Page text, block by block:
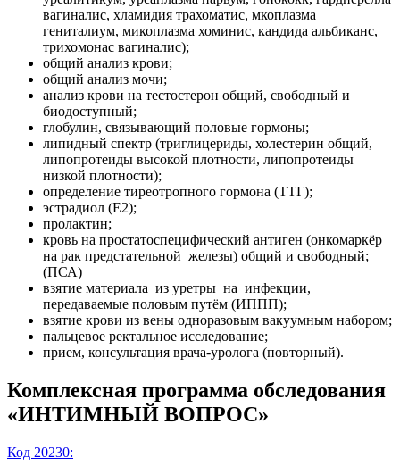
вагиналис, хламидия трахоматис, мкоплазма
гениталиум, микоплазма хоминис, кандида альбиканс,
трихомонас вагиналис);
общий анализ крови;
общий анализ мочи;
анализ крови на тестостерон общий, свободный и
биодоступный;
глобулин, связывающий половые гормоны;
липидный спектр (триглицериды, холестерин общий,
липопротеиды высокой плотности, липопротеиды
низкой плотности);
определение тиреотропного гормона (ТТГ);
эстрадиол (E2);
пролактин;
кровь на простатоспецифический антиген (онкомаркёр
на рак предстательной железы) общий и свободный;
(ПСА)
взятие материала из уретры на инфекции,
передаваемые половым путём (ИППП);
взятие крови из вены одноразовым вакуумным набором;
пальцевое ректальное исследование;
прием, консультация врача-уролога (повторный).
Комплексная программа обследования
«ИНТИМНЫЙ ВОПРОС»
Код 20230: